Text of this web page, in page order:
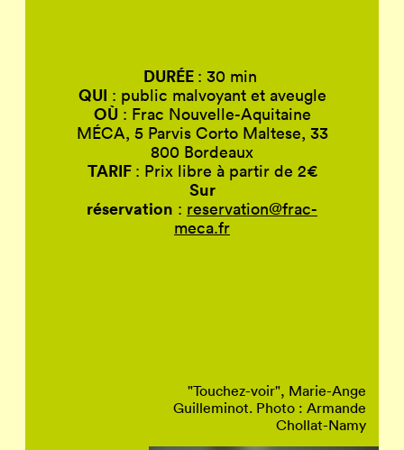
DURÉE : 30 min
QUI : public malvoyant et aveugle
OÙ: Frac Nouvelle-Aquitaine
MÉCA, 5 Parvis Corto Maltese, 33
800 Bordeaux
TARIF : Prix libre à partir de 2€
Sur
réservation : reservation@frac-
meca.fr
"Touchez-voir", Marie-Ange
Guilleminot. Photo : Armande
Chollat-Namy